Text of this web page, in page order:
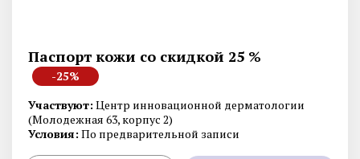
Паспорт кожи со скидкой 25 %
-25%
Участвуют: Центр инновационной дерматологии
(Молодежная 63, корпус 2)
Условия: По предварительной записи